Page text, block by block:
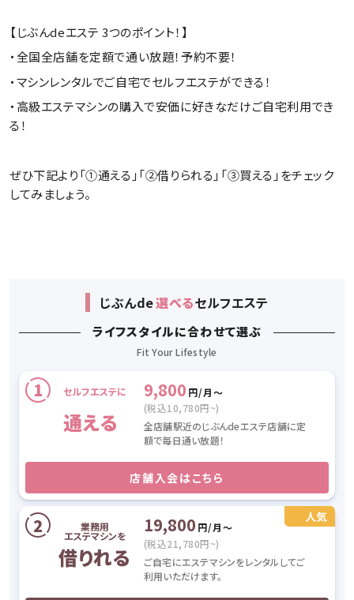
【じぶんdeエステ 3つのポイント！】
・全国全店舗を定額で通い放題！予約不要！
・マシンレンタルでご自宅でセルフエステができる！
・高級エステマシンの購入で安価に好きなだけご自宅利用でき
る！
ぜひ下記より「①通える」「②借りられる」「③買える」をチェック
してみましょう。
じぶんde選べるセルフエステ
ライフスタイルに合わせて選ぶ
セルフエステに
通える
9,800 円/月〜
(税込10,780円~)
全店舗駅近のじぶんdeエステ店舗に定
額で毎日通い放題！
店舗入会はこちら
業務用
エステマシンを
借りれる
19,800 円/月〜
(税込21,780円~)
ご自宅にエステマシンをレンタルしてご
利用いただけます。